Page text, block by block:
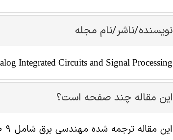
نویسنده/ناشر/نام مجله
Integrated Circuits and Signal Processing
این مقاله چند صفحه است؟